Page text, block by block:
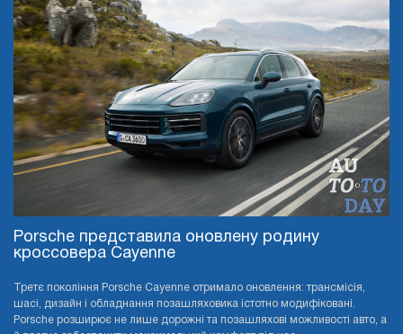
Porsche представила оновлену родину
кроссовера Cayenne
Третє покоління Porsche Cayenne отримало оновлення: трансмісія,
шасі, дизайн і обладнання позашляховика істотно модифіковані.
Porsche розширює не лише дорожні та позашляхові можливості авто, а